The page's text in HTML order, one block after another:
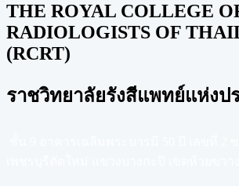
THE ROYAL COLLEGE
RADIOLOGISTS OF
(RCRT)
ราชวิทยาลัยรังสีแพทย์แห่งป